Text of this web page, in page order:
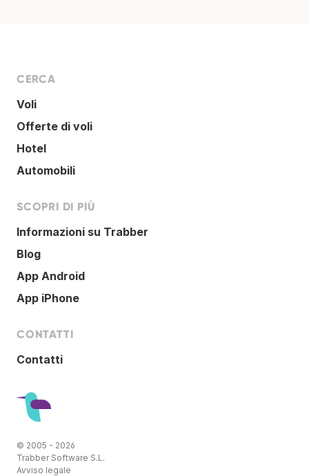
CERCA
Voli
Offerte di voli
Hotel
Automobili
SCOPRI DI PIÙ
Informazioni su Trabber
Blog
App Android
App iPhone
CONTATTI
Contatti
© 2005 - 2026
Trabber Software S.L.
Avviso legale